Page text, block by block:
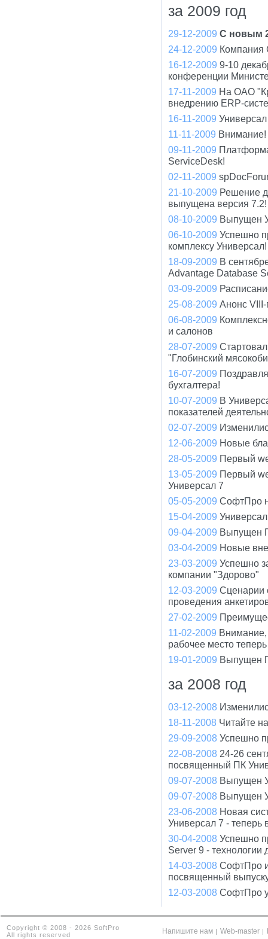
за 2009 год
29-12-2009 С новым
24-12-2009 Компания
16-12-2009 9-10
конференции
17-11-2009 На ОАО
внедрению ERP-
16-11-2009 Универсал
11-11-2009
09-11-2009
ServiceDesk!
02-11-2009
21-10-2009 Решение
выпущена версия 7.2!
08-10-2009 Выпущен
06-10-2009 Успешно
комплексу Универсал!
18-09-2009 В
Advantage Database
03-09-2009
25-08-2009 Анонс
06-08-2009
и салонов
28-07-2009
"Глобинский
16-07-2009
бухгалтера!
10-07-2009 В
показателей
02-07-2009
12-06-2009 Новые
28-05-2009 Первый
13-05-2009 Первый
Универсал 7
05-05-2009 СофтПро
15-04-2009
09-04-2009 Выпущен
03-04-2009 Новые
23-03-2009 Успешно
компании "Здорово"
12-03-2009 Сценарии
проведения
27-02-2009
11-02-2009 Внимание,
рабочее место
19-01-2009 Выпущен
за 2008 год
03-12-2008
18-11-2008 Читайте
29-09-2008 Успешно
22-08-2008 24-26
посвященный ПК
09-07-2008 Выпущен
09-07-2008 Выпущен
23-06-2008 Новая
Универсал 7 - теперь
30-04-2008 Успешно
Server 9 -
14-03-2008 СофтПро
посвященный
12-03-2008 СофтПро
Copyright © 2008 - 2026 SoftPro
All rights reserved
Напишите нам| Web-master|